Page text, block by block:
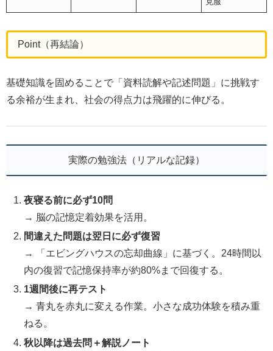
Point（再結論）
基礎知識を固めることで「資料読解や記述問題」に挑戦す
る余裕が生まれ、社会の得点力は飛躍的に伸びる。
実際の勉強法（リアルな記録）
夜寝る前に必ず10問
→ 脳の記憶定着効果を活用。
間違えた問題は翌日に必ず復習
→ 「エビングハウスの忘却曲線」に基づく。24時間以
内の復習で記憶保持率が約80%まで回復する。
1週間後に再テスト
→ 青丸を赤丸に変える作業。小さな成功体験を積み重
ねる。
秋以降は過去問＋解説ノート